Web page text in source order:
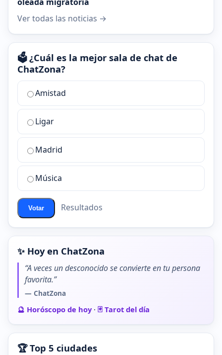
Ver todas las noticias →
🗳️ ¿Cuál es la mejor sala de chat de
ChatZona?
¿Cuál
la
mejor
sala
chat
ChatZona?
Amistad
Ligar
Madrid
Música
Votar Resultados
✨ Hoy en ChatZona
“A veces un desconocido se convierte en tu persona
favorita.”
— ChatZona
🔮 Horóscopo de hoy· 🃏 Tarot del día
🏆 Top 5 ciudades